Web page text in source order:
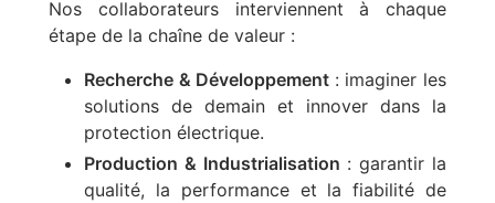
Nos collaborateurs interviennent à chaque
étape de la chaîne de valeur :
Recherche & Développement: imaginer les
solutions de demain et innover dans la
protection électrique.
Production & Industrialisation : garantir la
qualité, la performance et la fiabilité de